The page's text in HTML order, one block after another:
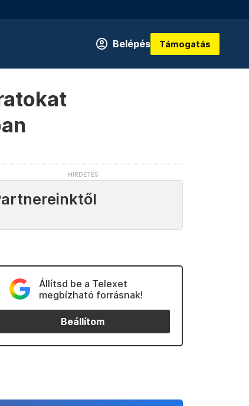
Belépés Támogatás
Állítsd be a Telexet
megbízható forrásnak!
Beállítom